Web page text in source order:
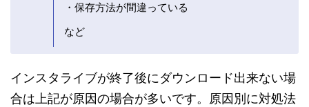
・保存方法が間違っている
など
インスタライブが終了後にダウンロード出来ない場
合は上記が原因の場合が多いです。原因別に対処法